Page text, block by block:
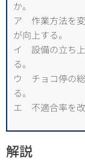
か。
ア 作業方法を変
が向上する。
イ 設備の立ち上
る。
ウ チョコ停の総
る。
エ 不適合率を改
解説